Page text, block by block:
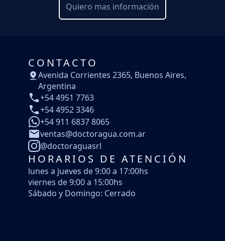
Quiero mas información
CONTACTO
Avenida Corrientes 2365, Buenos Aires,
Argentina
+54 4951 7763
+54 4952 3346
+54 911 6837 8065
ventas@doctoragua.com.ar
@doctoraguasrl
HORARIOS DE ATENCIÓN
lunes a jueves de 9:00 a 17:00hs
viernes de 9:00 a 15:00hs
Sábado y Domingo: Cerrado